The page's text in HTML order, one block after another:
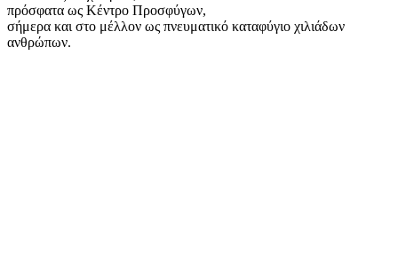
πρόσφατα ως Κέντρο Προσφύγων,
σήμερα και στο μέλλον ως πνευματικό καταφύγιο χιλιάδων
ανθρώπων.